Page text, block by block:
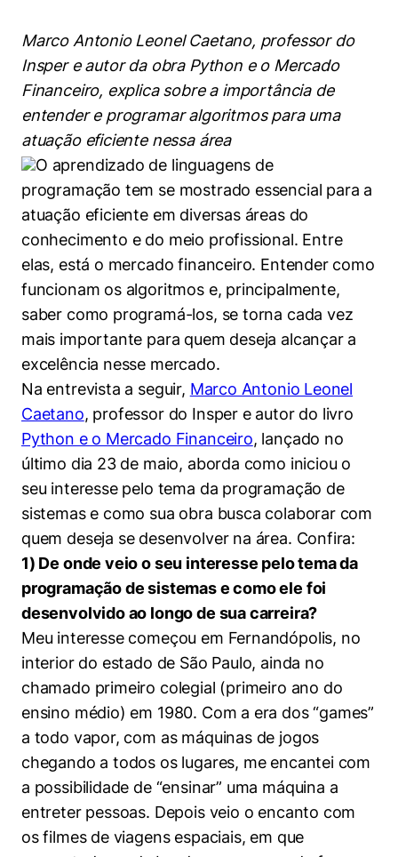
Todas as Engenharias
Engenharia de Computação
Engenharia de Produção
Engenharia Mecânica
Engenharia Mecatrônica
Direito
Economia
Finanças
Políticas Públicas
Sustentabilidade
Tecnologia e Dados
Resolução Eficaz de Problemas
Oportunidade de Negócios
Sala de Imprensa
Pesquisa na Graduação
Seminários Acadêmicos
Comitê de Ética em Pesquisa
Youtube
Instagram
Linkedin
Ensino e aprendizagem
Visite o Insper
Canal de Ética
Ouvidoria
Portal da Privacidade
Marco Antonio Leonel Caetano, professor do
Insper e autor da obra Python e o Mercado
Financeiro, explica sobre a importância de
entender e programar algoritmos para uma
atuação eficiente nessa área
O aprendizado de linguagens de
programação tem se mostrado essencial para a
atuação eficiente em diversas áreas do
conhecimento e do meio profissional. Entre
elas, está o mercado financeiro. Entender como
funcionam os algoritmos e, principalmente,
saber como programá-los, se torna cada vez
mais importante para quem deseja alcançar a
excelência nesse mercado.
Na entrevista a seguir, Marco Antonio Leonel
Caetano, professor do Insper e autor do livro
Python e o Mercado Financeiro, lançado no
último dia 23 de maio, aborda como iniciou o
seu interesse pelo tema da programação de
sistemas e como sua obra busca colaborar com
quem deseja se desenvolver na área. Confira:
1) De onde veio o seu interesse pelo tema da
programação de sistemas e como ele foi
desenvolvido ao longo de sua carreira?
Meu interesse começou em Fernandópolis, no
interior do estado de São Paulo, ainda no
chamado primeiro colegial (primeiro ano do
ensino médio) em 1980. Com a era dos “games”
a todo vapor, com as máquinas de jogos
chegando a todos os lugares, me encantei com
a possibilidade de “ensinar” uma máquina a
entreter pessoas. Depois veio o encanto com
os filmes de viagens espaciais, em que